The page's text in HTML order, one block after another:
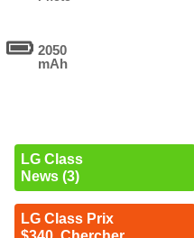
2050
mAh
LG Class
News (3)
LG Class Prix